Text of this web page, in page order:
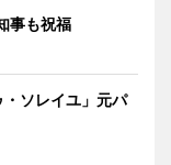
事も祝福
ソレイユ」元パ